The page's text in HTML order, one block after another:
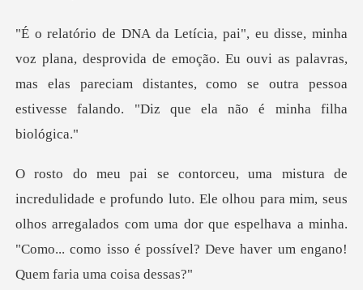
vida de emoção. Eu ouvi as palavras,
mas elas pareciam distantes, como se
Ele olhou para mim, seus
olhos arregalados com uma dor que espelhava a minha.
"